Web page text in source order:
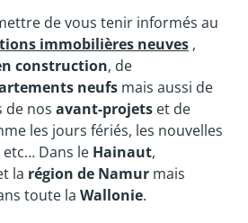
de vous tenir informés au
immobilières neuves ,
construction, de
neufs mais aussi de
de nos avant-projets et de
les jours fériés, les nouvelles
Dans le Hainaut,
la région de Namur mais
toute la Wallonie.